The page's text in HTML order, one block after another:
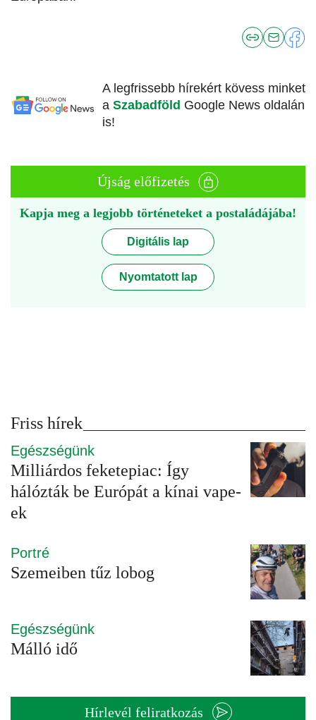
A legfrissebb hírekért kövess minket
a Szabadföld Google News oldalán
is!
Újság előfizetés
Kapja meg a legjobb történeteket a postaládájába!
Digitális lap
Nyomtatott lap
Friss hírek
Egészségünk
Milliárdos feketepiac: Így
hálózták be Európát a kínai vape-
ek
Portré
Szemeiben tűz lobog
Egészségünk
Málló idő
Hírlevél feliratkozás